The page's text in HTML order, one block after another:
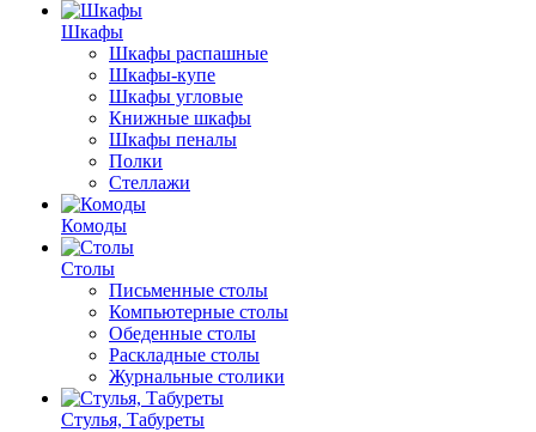
Шкафы
Шкафы распашные
Шкафы-купе
Шкафы угловые
Книжные шкафы
Шкафы пеналы
Полки
Стеллажи
Комоды
Столы
Письменные столы
Компьютерные столы
Обеденные столы
Раскладные столы
Журнальные столики
Стулья, Табуреты